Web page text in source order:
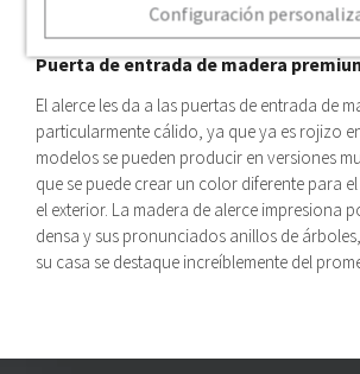
Puerta de entrada de madera
El alerce les da a las puertas de entrada de
particularmente cálido, ya que ya es rojizo
modelos se pueden producir en versiones
que se puede crear un color diferente para
el exterior. La madera de alerce impresiona
densa y sus pronunciados anillos de
su casa se destaque increíblemente del
Configuración